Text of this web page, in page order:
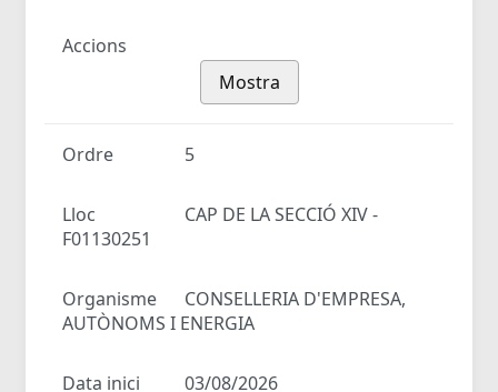
Accions
Mostra
Ordre 5
Lloc
CAP DE LA SECCIÓ XIV -
F01130251
Organisme
CONSELLERIA D'EMPRESA,
AUTÒNOMS I ENERGIA
Data inici 03/08/2026